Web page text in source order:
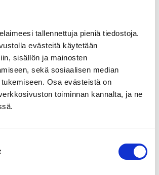
tallennettuja pieniä tiedostoja.
evästeitä käytetään
sisällön ja mainosten
sekä sosiaalisen median
Osa evästeistä on
toiminnan kannalta, ja ne
- Mo 29.6.2026 at 00:00
2 viikko 50,00 € -
29.6. alkaen tai toinen 6.7.